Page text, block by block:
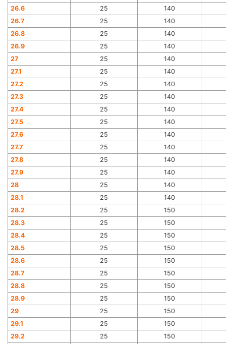
26.6
25
140
26.7
25
140
26.8
25
140
26.9
25
140
27
25
140
27.1
25
140
27.2
25
140
27.3
25
140
27.4
25
140
27.5
25
140
27.6
25
140
27.7
25
140
27.8
25
140
27.9
25
140
28
25
140
28.1
25
140
28.2
25
150
28.3
25
150
28.4
25
150
28.5
25
150
28.6
25
150
28.7
25
150
28.8
25
150
28.9
25
150
29
25
150
29.1
25
150
29.2
25
150